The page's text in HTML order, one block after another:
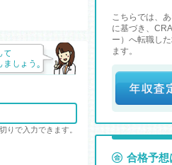
りで入力できます。
こちらでは、
に基づき、
ー）へ転職し
ます。
合格予想